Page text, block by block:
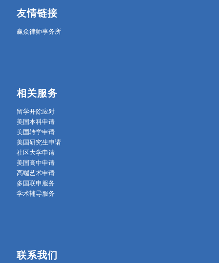
友情链接
赢众律师事务所
相关服务
留学开除应对
美国本科申请
美国转学申请
美国研究生申请
社区大学申请
美国高中申请
高端艺术申请
多国联申服务
学术辅导服务
联系我们